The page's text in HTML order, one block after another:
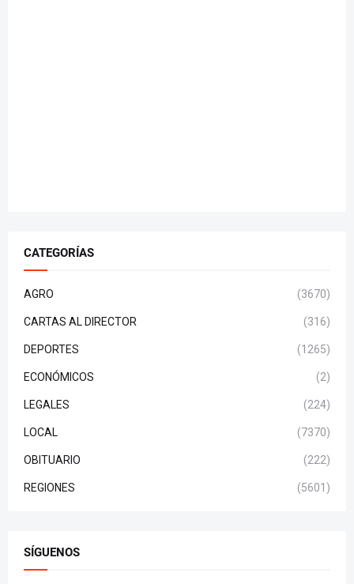
CATEGORÍAS
AGRO (3670)
CARTAS AL DIRECTOR (316)
DEPORTES (1265)
ECONÓMICOS (2)
LEGALES (224)
LOCAL (7370)
OBITUARIO (222)
REGIONES (5601)
SÍGUENOS